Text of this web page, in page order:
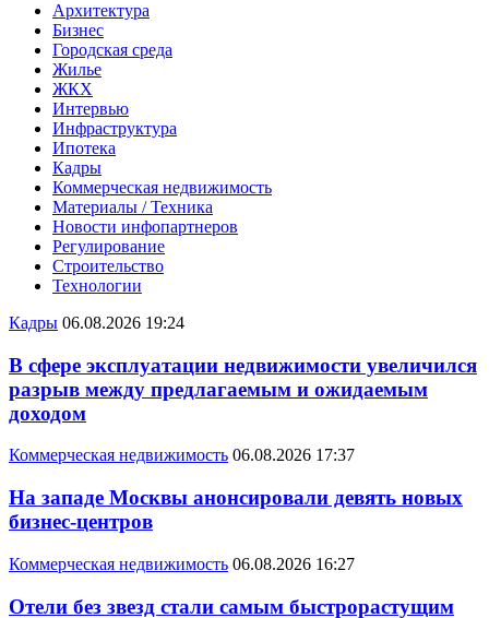
Архитектура
Бизнес
Городская среда
Жилье
ЖКХ
Интервью
Инфраструктура
Ипотека
Кадры
Коммерческая недвижимость
Материалы / Техника
Новости инфопартнеров
Регулирование
Строительство
Технологии
Кадры 06.08.2026 19:24
В сфере эксплуатации недвижимости увеличился
разрыв между предлагаемым и ожидаемым
доходом
Коммерческая недвижимость 06.08.2026 17:37
На западе Москвы анонсировали девять новых
бизнес-центров
Коммерческая недвижимость 06.08.2026 16:27
Отели без звезд стали самым быстрорастущим